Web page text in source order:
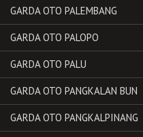
GARDA OTO PALEMBANG
GARDA OTO PALOPO
GARDA OTO PALU
GARDA OTO PANGKALAN BUN
GARDA OTO PANGKALPINANG